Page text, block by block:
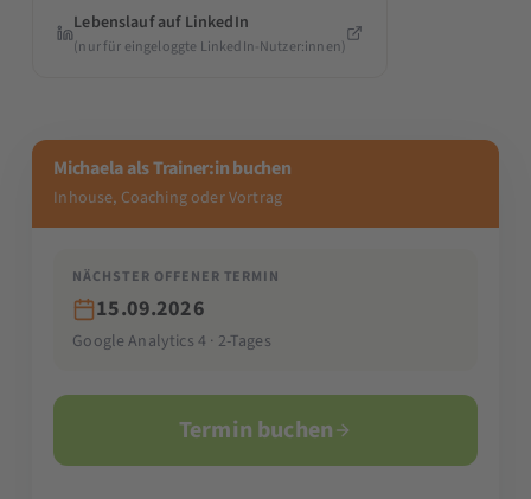
Lebenslauf auf LinkedIn
(nur für eingeloggte LinkedIn-Nutzer:innen)
Michaela als Trainer:in buchen
Inhouse, Coaching oder Vortrag
NÄCHSTER OFFENER TERMIN
15.09.2026
Google Analytics 4 · 2-Tages
Termin buchen